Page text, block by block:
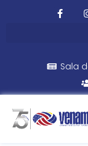
Sala